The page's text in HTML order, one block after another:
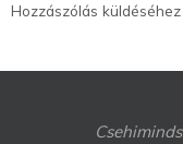
Hozzászólás küldéséhez